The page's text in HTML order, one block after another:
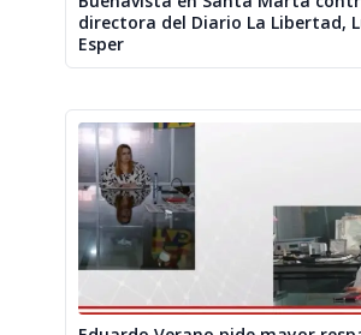
directora del Diario La Libertad,
Esper